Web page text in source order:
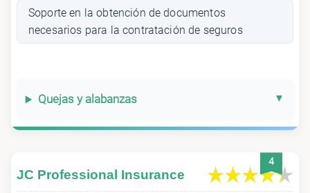
Soporte en la obtención de documentos
necesarios para la contratación de seguros
Quejas y alabanzas
4
JC Professional Insurance